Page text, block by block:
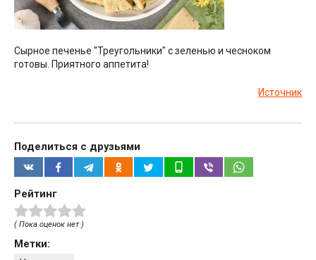
Сырное печенье "Треугольники" с зеленью и чесноком
готовы. Приятного аппетита!
Источник
Поделиться с друзьями
Рейтинг
( Пока оценок нет )
Метки: